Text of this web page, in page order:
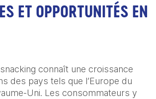
ET OPPORTUNITÉS EN
connaît une croissance
des pays tels que l’Europe du
Uni. Les consommateurs y